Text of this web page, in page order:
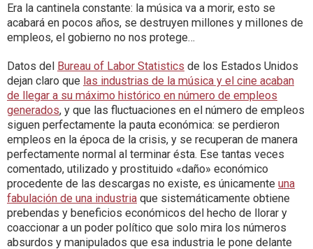
Era la cantinela constante: la música va a morir, esto se
acabará en pocos años, se destruyen millones y millones de
empleos, el gobierno no nos protege…
Datos del Bureau of Labor Statistics de los Estados Unidos
dejan claro que las industrias de la música y el cine acaban
de llegar a su máximo histórico en número de empleos
generados, y que las fluctuaciones en el número de empleos
siguen perfectamente la pauta económica: se perdieron
empleos en la época de la crisis, y se recuperan de manera
perfectamente normal al terminar ésta. Ese tantas veces
comentado, utilizado y prostituido «daño» económico
procedente de las descargas no existe, es únicamente una
fabulación de una industria que sistemáticamente obtiene
prebendas y beneficios económicos del hecho de llorar y
coaccionar a un poder político que solo mira los números
absurdos y manipulados que esa industria le pone delante